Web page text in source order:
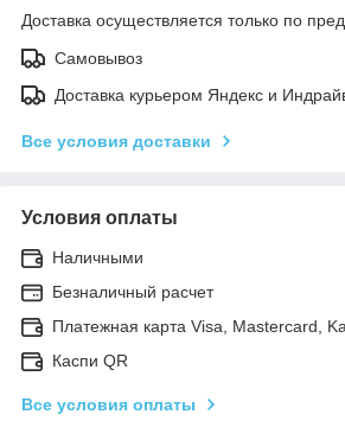
Доставка осуществляется только по
Самовывоз
Доставка курьером Яндекс и
Все условия доставки
Условия оплаты
Наличными
Безналичный расчет
Платежная карта Visa, Mastercard,
Каспи QR
Все условия оплаты